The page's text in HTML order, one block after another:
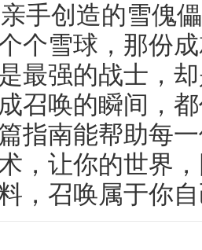
手创造的雪傀
个雪球，那份
最强的战士，
召唤的瞬间，
指南能帮助每
，让你的世界
，召唤属于你